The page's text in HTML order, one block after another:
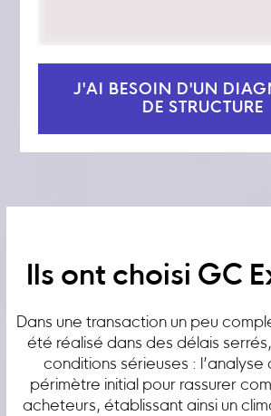
J'AI BESOIN D'UN
DE STRUCTURE
Ils ont choisi GC
Dans une transaction un peu
été réalisé dans des délais
conditions sérieuses :
périmètre initial pour rassurer
acheteurs, établissant ainsi un